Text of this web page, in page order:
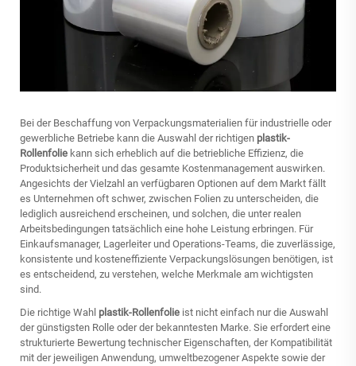
Bei der Beschaffung von Verpackungsmaterialien für industrielle oder
gewerbliche Betriebe kann die Auswahl der richtigen plastik-
Rollenfolie kann sich erheblich auf die betriebliche Effizienz, die
Produktsicherheit und das gesamte Kostenmanagement auswirken.
Angesichts der Vielzahl an verfügbaren Optionen auf dem Markt fällt
es Unternehmen oft schwer, zwischen Folien zu unterscheiden, die
lediglich ausreichend erscheinen, und solchen, die unter realen
Arbeitsbedingungen tatsächlich eine hohe Leistung erbringen. Für
Einkaufsmanager, Lagerleiter und Operations-Teams, die zuverlässige,
konsistente und kosteneffiziente Verpackungslösungen benötigen, ist
es entscheidend, zu verstehen, welche Merkmale am wichtigsten
sind.
Die richtige Wahl plastik-Rollenfolie ist nicht einfach nur die Auswahl
der günstigsten Rolle oder der bekanntesten Marke. Sie erfordert eine
strukturierte Bewertung technischer Eigenschaften, der Kompatibilität
mit der jeweiligen Anwendung, umweltbezogener Aspekte sowie der